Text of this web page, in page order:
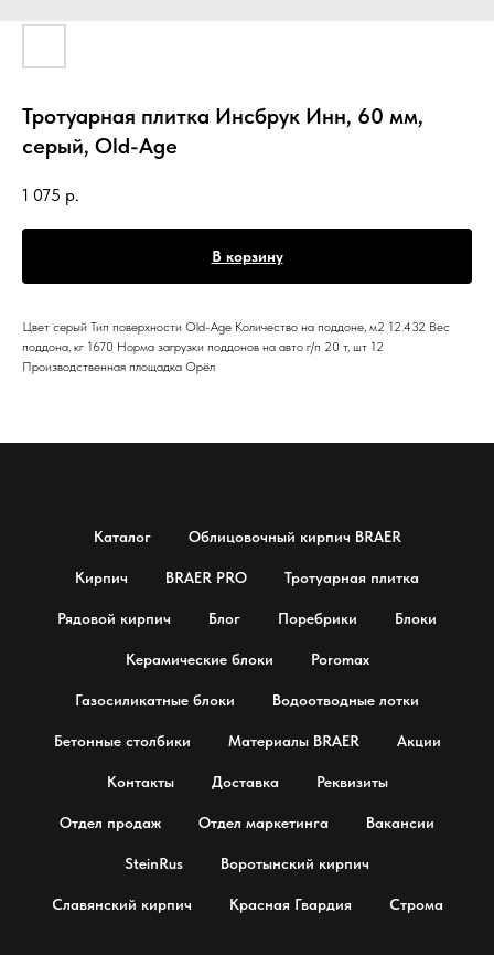
Тротуарная плитка Инсбрук Инн, 60 мм,
серый, Old-Age
1 075 р.
В корзину
Цвет серый Тип поверхности Old-Age Количество на поддоне, м2 12.432 Вес
поддона, кг 1670 Норма загрузки поддонов на авто г/п 20 т, шт 12
Производственная площадка Орёл
Каталог Облицовочный кирпич BRAER
Кирпич BRAER PRO Тротуарная плитка
Рядовой кирпич Блог Поребрики Блоки
Керамические блоки Poromax
Газосиликатные блоки Водоотводные лотки
Бетонные столбики Материалы BRAER Акции
Контакты Доставка Реквизиты
Отдел продаж Отдел маркетинга Вакансии
SteinRus Воротынский кирпич
Славянский кирпич Красная Гвардия Строма